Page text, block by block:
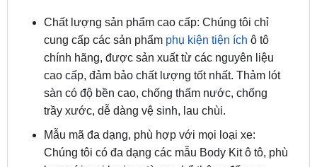
Focus Phiên Bản RS uy tín tại TPHCM. Dưới đây
là một số lý do nổi bật nhất:
Chất lượng sản phẩm cao cấp: Chúng tôi chỉ
cung cấp các sản phẩmphụ kiện tiện íchô tô
chính hãng, được sản xuất từ các nguyên liệu
cao cấp, đảm bảo chất lượng tốt nhất. Thảm lót
sàn có độ bền cao, chống thấm nước, chống